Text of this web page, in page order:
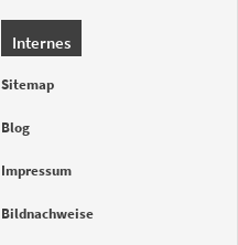
Internes
Sitemap
Blog
Impressum
Bildnachweise